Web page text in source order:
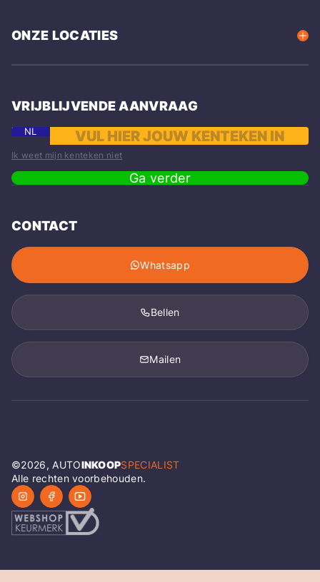
ONZE LOCATIES
VRIJBLIJVENDE AANVRAAG
NL
Ik weet mijn kenteken niet
Ga verder
CONTACT
Whatsapp
Bellen
Mailen
©2026, AUTOINKOOPSPECIALIST
Alle rechten voorbehouden.